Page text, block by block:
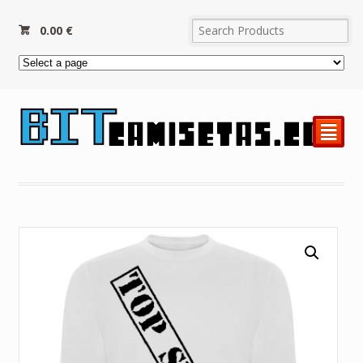
0.00 €
²